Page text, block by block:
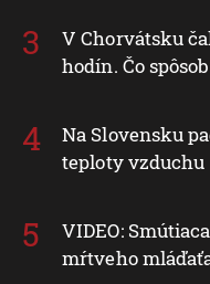
V Chorvátsku
hodín. Čo
Na Slovensku
teploty vzduchu
VIDEO:
mŕtveho